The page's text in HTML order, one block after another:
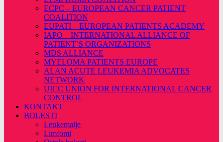
ECPC – EUROPEAN CANCER PATIENT
COALITION
EUPATI – EUROPEAN PATIENTS ACADEMY
IAPO – INTERNATIONAL ALLIANCE OF
PATIENT’S ORGANIZATIONS
MDS ALLIANCE
MYELOMA PATIENTS EUROPE
ALAN ACUTE LEUKEMIA ADVOCATES
NETWORK
UICC UNION FOR INTERNATIONAL CANCER
CONTROL
KONTAKT
BOLESTI
Leukemaije
Limfomi